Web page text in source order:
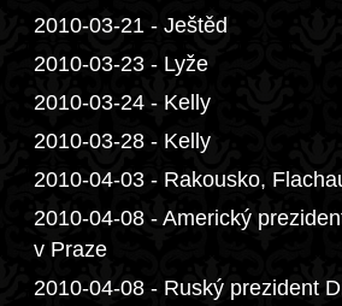
2010-03-21 - Ještěd
2010-03-23 - Lyže
2010-03-24 - Kelly
2010-03-28 - Kelly
2010-04-03 - Rakousko,
2010-04-08 - Americký
v Praze
2010-04-08 - Ruský prezident